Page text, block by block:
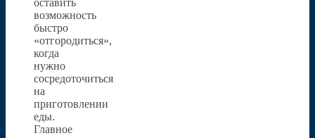
возможность
быстро
«отгородиться»,
когда
нужно
сосредоточиться
на
приготовлении
еды.
Главное